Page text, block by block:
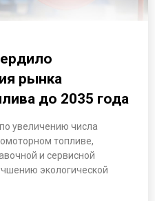
рынка
до 2035 года
увеличению числа
топливе,
и сервисной
экологической